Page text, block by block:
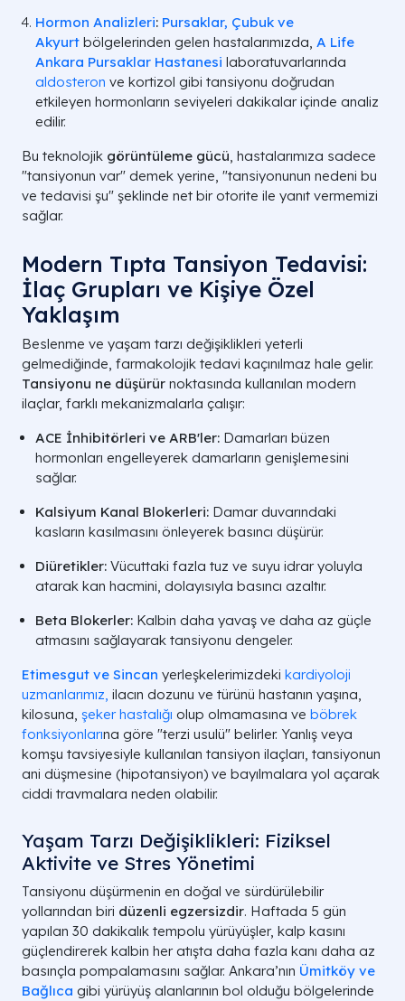
Hormon Analizleri: Pursaklar, Çubuk ve
Akyurt bölgelerinden gelen hastalarımızda, A Life
Ankara Pursaklar Hastanesi laboratuvarlarında
aldosteron ve kortizol gibi tansiyonu doğrudan
etkileyen hormonların seviyeleri dakikalar içinde analiz
edilir.
Bu teknolojik görüntüleme gücü, hastalarımıza sadece
"tansiyonun var" demek yerine, "tansiyonunun nedeni bu
ve tedavisi şu" şeklinde net bir otorite ile yanıt vermemizi
sağlar.
Modern Tıpta Tansiyon Tedavisi:
İlaç Grupları ve Kişiye Özel
Yaklaşım
Beslenme ve yaşam tarzı değişiklikleri yeterli
gelmediğinde, farmakolojik tedavi kaçınılmaz hale gelir.
Tansiyonu ne düşürür noktasında kullanılan modern
ilaçlar, farklı mekanizmalarla çalışır:
ACE İnhibitörleri ve ARB'ler: Damarları büzen
hormonları engelleyerek damarların genişlemesini
sağlar.
Kalsiyum Kanal Blokerleri: Damar duvarındaki
kasların kasılmasını önleyerek basıncı düşürür.
Diüretikler: Vücuttaki fazla tuz ve suyu idrar yoluyla
atarak kan hacmini, dolayısıyla basıncı azaltır.
Beta Blokerler: Kalbin daha yavaş ve daha az güçle
atmasını sağlayarak tansiyonu dengeler.
Etimesgut ve Sincan yerleşkelerimizdeki kardiyoloji
uzmanlarımız, ilacın dozunu ve türünü hastanın yaşına,
kilosuna, şeker hastalığı olup olmamasına ve böbrek
fonksiyonlarına göre "terzi usulü" belirler. Yanlış veya
komşu tavsiyesiyle kullanılan tansiyon ilaçları, tansiyonun
ani düşmesine (hipotansiyon) ve bayılmalara yol açarak
ciddi travmalara neden olabilir.
Yaşam Tarzı Değişiklikleri: Fiziksel
Aktivite ve Stres Yönetimi
Tansiyonu düşürmenin en doğal ve sürdürülebilir
yollarından biri düzenli egzersizdir. Haftada 5 gün
yapılan 30 dakikalık tempolu yürüyüşler, kalp kasını
güçlendirerek kalbin her atışta daha fazla kanı daha az
basınçla pompalamasını sağlar. Ankara’nın Ümitköy ve
Bağlıca gibi yürüyüş alanlarının bol olduğu bölgelerinde